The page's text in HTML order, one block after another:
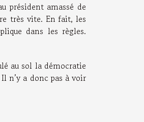
président amassé de
très vite. En fait, les
dans les règles.
au sol la démocratie
n’y a donc pas à voir